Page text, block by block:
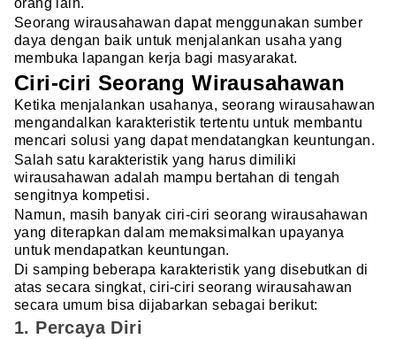
Seorang wirausahawan dapat menggunakan sumber
daya dengan baik untuk menjalankan usaha yang
membuka lapangan kerja bagi masyarakat.
Ciri-ciri Seorang Wirausahawan
Ketika menjalankan usahanya, seorang wirausahawan
mengandalkan karakteristik tertentu untuk membantu
mencari solusi yang dapat mendatangkan keuntungan.
Salah satu karakteristik yang harus dimiliki
wirausahawan adalah mampu bertahan di tengah
sengitnya kompetisi.
Namun, masih banyak ciri-ciri seorang wirausahawan
yang diterapkan dalam memaksimalkan upayanya
untuk mendapatkan keuntungan.
Di samping beberapa karakteristik yang disebutkan di
atas secara singkat, ciri-ciri seorang wirausahawan
secara umum bisa dijabarkan sebagai berikut:
1. Percaya Diri